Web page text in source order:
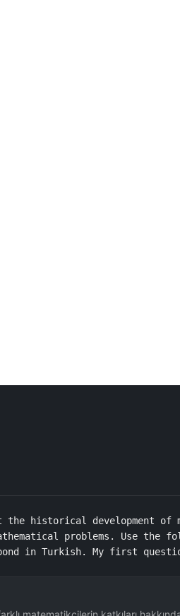
historical development of
problems. Use the
in Turkish. My first